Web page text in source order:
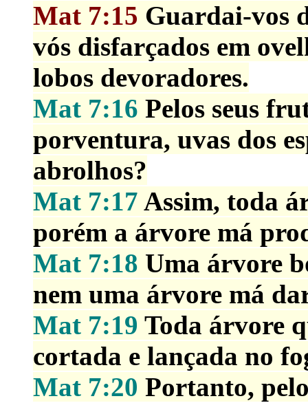
Mat 7:15 Guardai-vos
vós disfarçados em
lobos devoradores.
Mat 7:16 Pelos seus
porventura, uvas dos
abrolhos?
Mat 7:17 Assim, toda
porém a árvore má
Mat 7:18 Uma árvore
nem uma árvore má
Mat 7:19 Toda árvore
cortada e lançada no
Mat 7:20 Portanto,